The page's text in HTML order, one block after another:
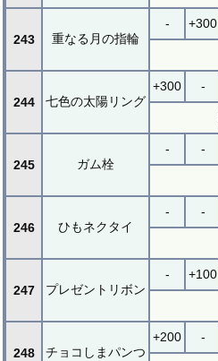
243 重なる月の指輪
- +300
244 七色の太陽リング
+300 -
245 ガム栓
- -
246 ひもネクタイ
- -
247 プレゼントリボン
- +100
248 チョコしまパンつ
+200 -